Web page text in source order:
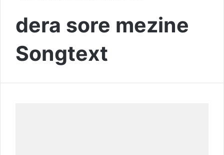
dera sore mezine
Songtext